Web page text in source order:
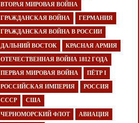
ВТОРАЯ МИРОВАЯ ВОЙНА
ГРАЖДАНСКАЯ ВОЙНА ГЕРМАНИЯ
ГРАЖДАНСКАЯ ВОЙНА В РОССИИ
ДАЛЬНИЙ ВОСТОК КРАСНАЯ АРМИЯ
ОТЕЧЕСТВЕННАЯ ВОЙНА 1812 ГОДА
ПЕРВАЯ МИРОВАЯ ВОЙНА ПЁТР I
РОССИЙСКАЯ ИМПЕРИЯ РОССИЯ
СССР США
ЧЕРНОМОРСКИЙ ФЛОТ АВИАЦИЯ